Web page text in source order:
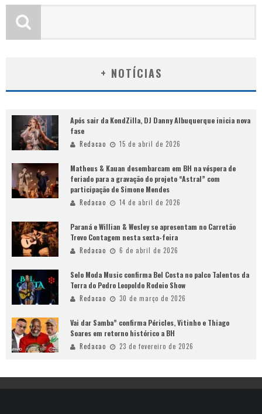
+ NOTÍCIAS
Após sair da KondZilla, DJ Danny Albuquerque inicia nova
fase
Redacao 15 de abril de 2026
Matheus & Kauan desembarcam em BH na véspera de
feriado para a gravação do projeto “Astral” com
participação de Simone Mendes
Redacao 14 de abril de 2026
Paraná e Willian & Wesley se apresentam no Carretão
Trevo Contagem nesta sexta-feira
Redacao 6 de abril de 2026
Selo Moda Music confirma Bel Costa no palco Talentos da
Terra do Pedro Leopoldo Rodeio Show
Redacao 30 de março de 2026
Vai dar Samba” confirma Péricles, Vitinho e Thiago
Soares em retorno histórico a BH
Redacao 23 de fevereiro de 2026